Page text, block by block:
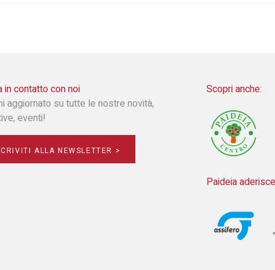
in contatto con noi
aggiornato su tutte le nostre novità,
eventi!
ALLA NEWSLETTER >
Scopri anche:
Paideia